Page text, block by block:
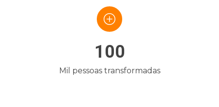
100
Mil pessoas transformadas